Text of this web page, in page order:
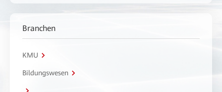
Branchen
KMU
Bildungswesen